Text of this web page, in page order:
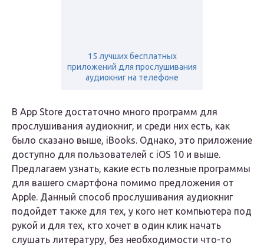
15 лучших бесплатных
приложений для прослушивания
аудиокниг на телефоне
В App Store достаточно много программ для
прослушивания аудиокниг, и среди них есть, как
было сказано выше, iBooks. Однако, это приложение
доступно для пользователей с iOS 10 и выше.
Предлагаем узнать, какие есть полезные программы
для вашего смартфона помимо предложения от
Apple. Данный способ прослушивания аудиокниг
подойдет также для тех, у кого нет компьютера под
рукой и для тех, кто хочет в один клик начать
слушать литературу, без необходимости что-то